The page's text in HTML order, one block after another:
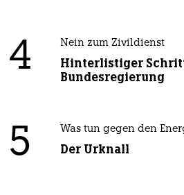
4 Nein zum Zivildienst
Hinterlistiger
Bundesregierung
5 Was tun gegen den
Der Urknall